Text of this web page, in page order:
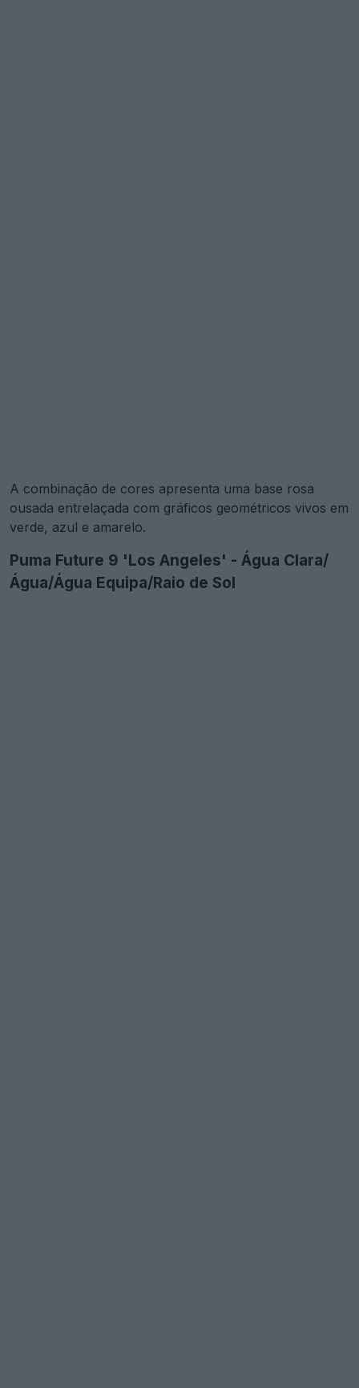
A combinação de cores apresenta uma base rosa
ousada entrelaçada com gráficos geométricos vivos em
verde, azul e amarelo.
Puma Future 9 'Los Angeles' - Água Clara/
Água/Água Equipa/Raio de Sol